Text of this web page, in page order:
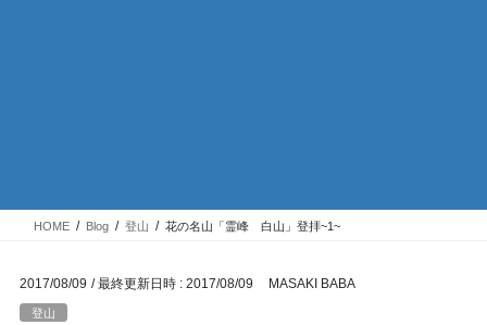
HOME Blog 登山 花の名山「霊峰 白山」登拝~1~
2017/08/09 / 最終更新日時 : 2017/08/09 MASAKI BABA
登山